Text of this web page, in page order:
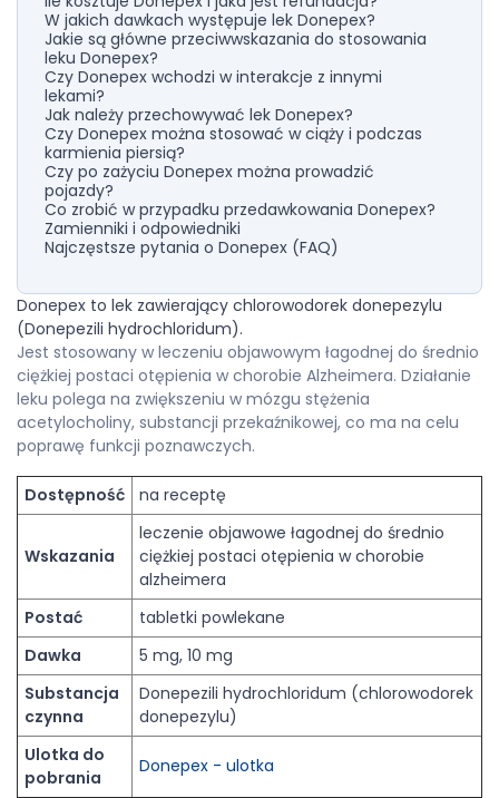
Donepex to lek zawierający chlorowodorek donepezylu
(Donepezili hydrochloridum).
Jest stosowany w leczeniu objawowym łagodnej do średnio
ciężkiej postaci otępienia w chorobie Alzheimera. Działanie
leku polega na zwiększeniu w mózgu stężenia
acetylocholiny, substancji przekaźnikowej, co ma na celu
poprawę funkcji poznawczych.
Dostępność na receptę
Wskazania
leczenie objawowe łagodnej do średnio
ciężkiej postaci otępienia w chorobie
alzheimera
Postać
tabletki powlekane
Dawka
5 mg, 10 mg
Substancja
czynna
Donepezili hydrochloridum (chlorowodorek
donepezylu)
Ulotka do
pobrania
Donepex - ulotka
W jakich dawkach występuje lek Donepex?
Jakie są główne przeciwwskazania do stosowania
leku Donepex?
Czy Donepex wchodzi w interakcje z innymi
lekami?
Jak należy przechowywać lek Donepex?
Czy Donepex można stosować w ciąży i podczas
karmienia piersią?
Czy po zażyciu Donepex można prowadzić
pojazdy?
Co zrobić w przypadku przedawkowania Donepex?
Zamienniki i odpowiedniki
Najczęstsze pytania o Donepex (FAQ)